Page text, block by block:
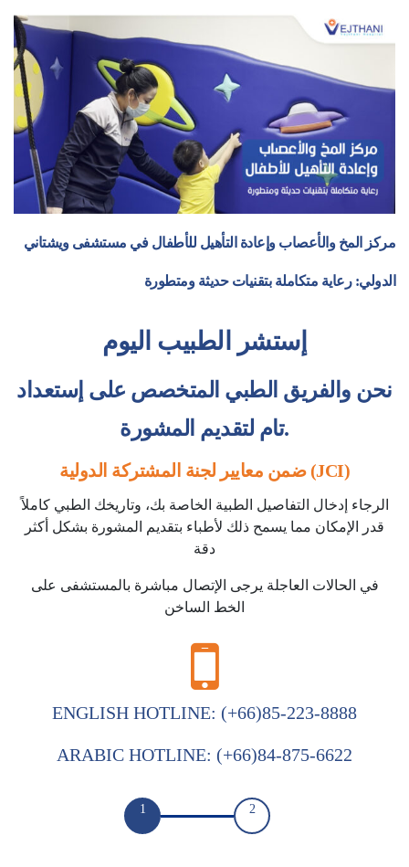
مركز المخ والأعصاب وإعادة التأهيل للأطفال في مستشفى ويشتاني
الدولي: رعاية متكاملة بتقنيات حديثة ومتطورة
إستشر الطبيب اليوم
نحن والفريق الطبي المتخصص على إستعداد
تام لتقديم المشورة.
ضمن معايير لجنة المشتركة الدولية (JCI)
الرجاء إدخال التفاصيل الطبية الخاصة بك، وتاريخك الطبي كاملاً
قدر الإمكان مما يسمح ذلك لأطباء بتقديم المشورة بشكل أكثر
دقة
في الحالات العاجلة يرجى الإتصال مباشرة بالمستشفى على
الخط الساخن
ENGLISH HOTLINE: (+66)85-223-8888
ARABIC HOTLINE: (+66)84-875-6622
1 2